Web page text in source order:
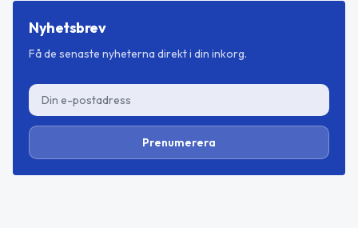
Nyhetsbrev
Få de senaste nyheterna direkt i din inkorg.
Prenumerera